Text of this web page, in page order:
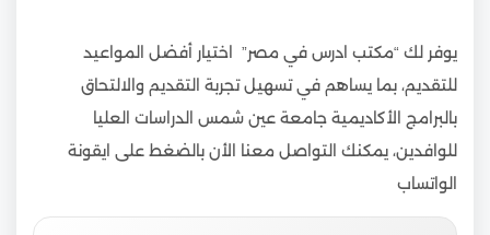
يوفر لك “مكتب ادرس في مصر” اختيار أفضل المواعيد
للتقديم، بما يساهم في تسهيل تجربة التقديم والالتحاق
بالبرامج الأكاديمية جامعة عين شمس الدراسات العليا
للوافدين، يمكنك التواصل معنا الأن بالضغط على ايقونة
الواتساب